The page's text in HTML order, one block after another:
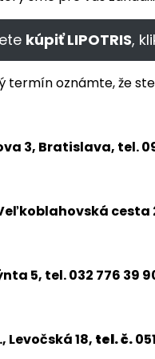
kúpiť LIPOTRIS,
termín oznámte, že
3, Bratislava, tel.
cesta
5, tel. 032 776 39
Levočská 18, tel. č.